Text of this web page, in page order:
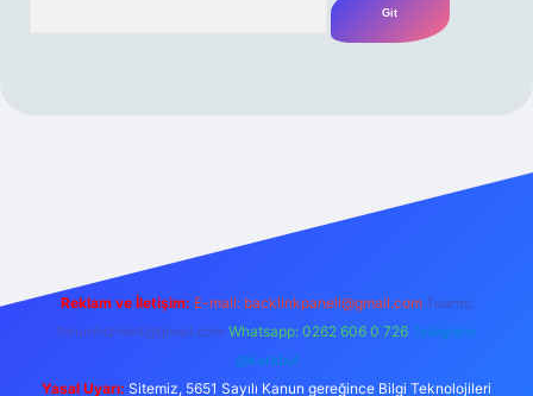
m elexbet
Reklam ve İletişim: E-mail: backlinkpaneli@gmail.com Teams:
forumhizmeti@gmail.com Whatsapp: 0262 606 0 726 Telegram:
@karabul
Yasal Uyarı: Sitemiz, 5651 Sayılı Kanun gereğince Bilgi Teknolojileri